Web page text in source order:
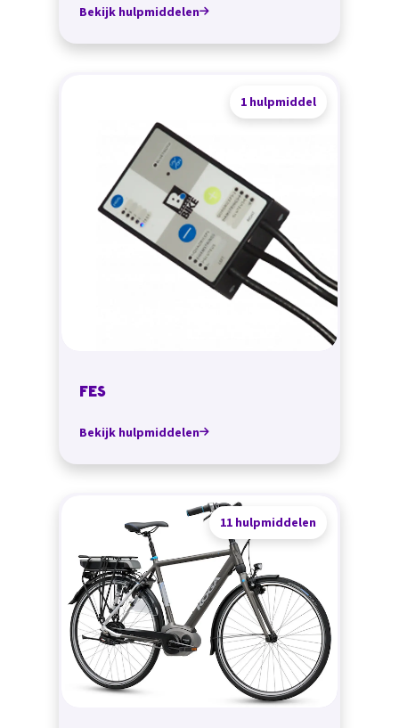
Bekijk hulpmiddelen
1 hulpmiddel
FES
Bekijk hulpmiddelen
11 hulpmiddelen